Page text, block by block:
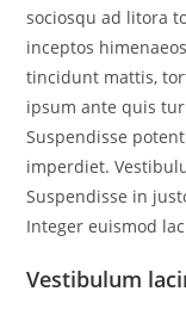
sociosqu ad litora
inceptos
tincidunt mattis,
ipsum ante quis
Suspendisse
imperdiet.
Suspendisse in
Integer euismod
Vestibulum